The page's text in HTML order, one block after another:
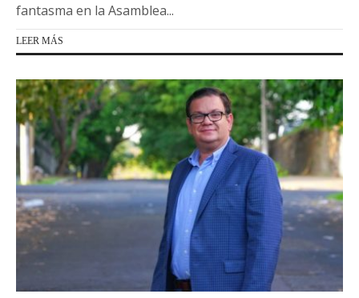
fantasma en la Asamblea...
LEER MÁS